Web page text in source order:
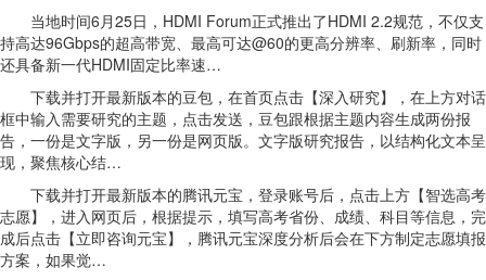
当地时间6月25日，HDMI Forum正式推出了HDMI 2.2规范，不仅支
持高达96Gbps的超高带宽、最高可达@60的更高分辨率、刷新率，同时
还具备新一代HDMI固定比率速…
下载并打开最新版本的豆包，在首页点击【深入研究】，在上方对话
框中输入需要研究的主题，点击发送，豆包跟根据主题内容生成两份报
告，一份是文字版，另一份是网页版。文字版研究报告，以结构化文本呈
现，聚焦核心结…
下载并打开最新版本的腾讯元宝，登录账号后，点击上方【智选高考
志愿】，进入网页后，根据提示，填写高考省份、成绩、科目等信息，完
成后点击【立即咨询元宝】，腾讯元宝深度分析后会在下方制定志愿填报
方案，如果觉…